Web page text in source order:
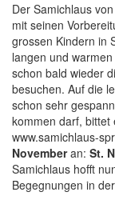
Der Samichlaus
mit seinen
grossen Kindern in
langen und
schon bald wieder
besuchen. Auf die
schon sehr
kommen darf, bittet
www.samichlaus-
Novemberan: St.
Samichlaus hofft
Begegnungen in